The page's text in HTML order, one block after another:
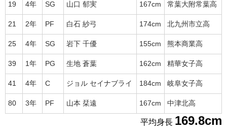
19 4年 SG 山口 郁実 167cm 常葉大附常葉高
21 2年 PF 白石 紗弓 174cm 北九州市立高
25 4年 SG 岩下 千優 155cm 熊本商業高
39 1年 PG 生地 蒼葉 162cm 精華女子高
41 4年 C ジョル セイナブライ 184cm 岐阜女子高
80 3年 PF 山本 栞遠 167cm 中津北高
平均身長 169.8cm